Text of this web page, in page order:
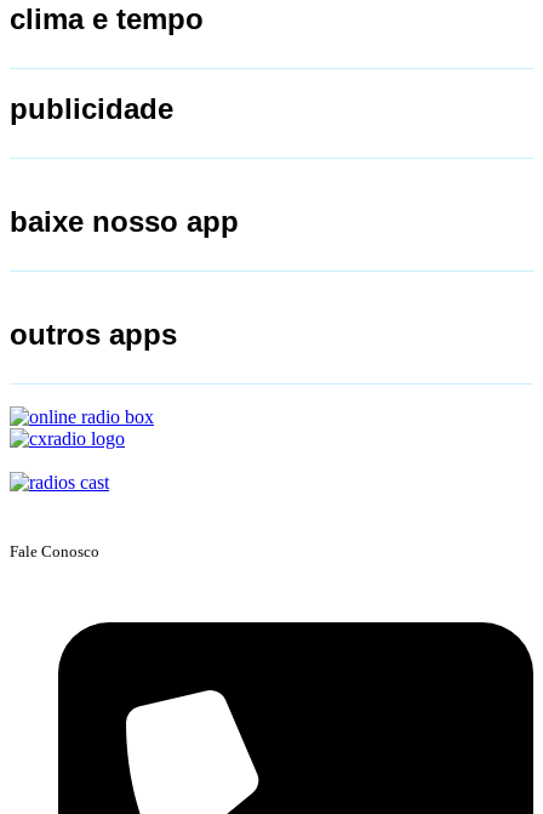
clima e tempo
publicidade
baixe nosso app
outros apps
Fale Conosco